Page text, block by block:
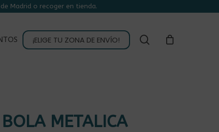
Madrid o recoger en tienda.
¡ELIGE TU ZONA DE ENVÍO! buscar
METALICA